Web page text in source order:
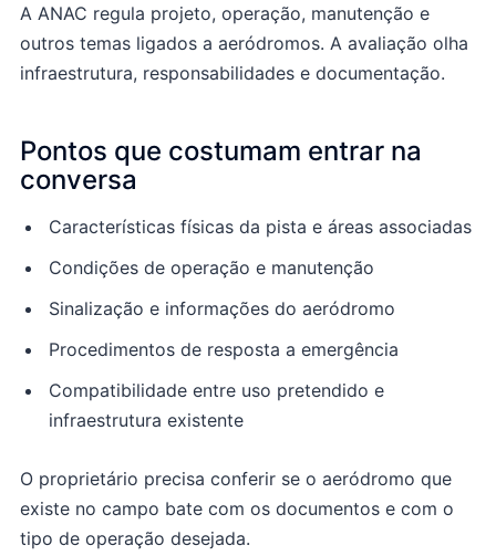
A ANAC regula projeto, operação, manutenção e
outros temas ligados a aeródromos. A avaliação olha
infraestrutura, responsabilidades e documentação.
Pontos que costumam entrar na
conversa
Características físicas da pista e áreas associadas
Condições de operação e manutenção
Sinalização e informações do aeródromo
Procedimentos de resposta a emergência
Compatibilidade entre uso pretendido e
infraestrutura existente
O proprietário precisa conferir se o aeródromo que
existe no campo bate com os documentos e com o
tipo de operação desejada.